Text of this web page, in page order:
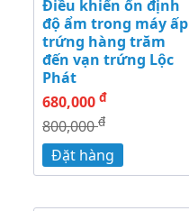
Điều khiển ổn định
độ ẩm trong máy ấp
trứng hàng trăm
đến vạn trứng Lộc
Phát
680,000 đ
800,000đ
Đặt hàng